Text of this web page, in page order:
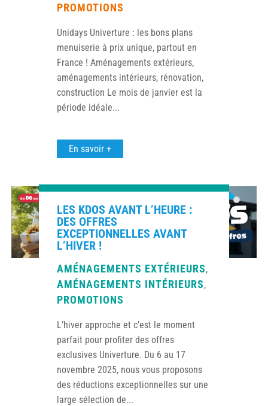
PROMOTIONS
Unidays Univerture : les bons plans
menuiserie à prix unique, partout en
France ! Aménagements extérieurs,
aménagements intérieurs, rénovation,
construction Le mois de janvier est la
période idéale...
En savoir +
LES KDOS AVANT L’HEURE :
DES OFFRES
EXCEPTIONNELLES AVANT
L’HIVER !
AMÉNAGEMENTS EXTÉRIEURS,
AMÉNAGEMENTS INTÉRIEURS,
PROMOTIONS
L’hiver approche et c’est le moment
parfait pour profiter des offres
exclusives Univerture. Du 6 au 17
novembre 2025, nous vous proposons
des réductions exceptionnelles sur une
large sélection de...